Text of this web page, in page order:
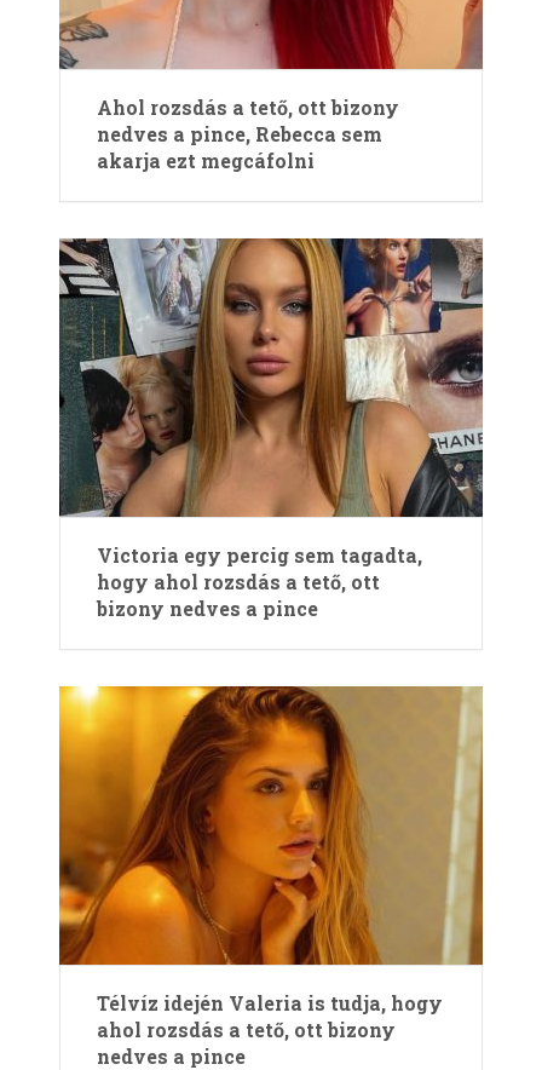
Ahol rozsdás a tető, ott bizony
nedves a pince, Rebecca sem
akarja ezt megcáfolni
Victoria egy percig sem tagadta,
hogy ahol rozsdás a tető, ott
bizony nedves a pince
Télvíz idején Valeria is tudja, hogy
ahol rozsdás a tető, ott bizony
nedves a pince